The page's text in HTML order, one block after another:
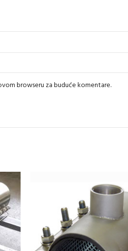
browseru za buduće komentare.